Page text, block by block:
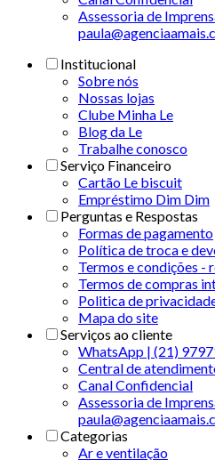
Assessoria de
Institucional
Sobre nós
Nossas lojas
Clube Minha Le
Blog da Le
Trabalhe conosco
Serviço Financeiro
Cartão Le biscuit
Empréstimo Dim Dim
Perguntas e Respostas
Formas de pagamento
Política de troca e
Termos e condições -
Termos de compras
Politica de
Mapa do site
Serviços ao cliente
WhatsApp | (21)
Central de
Canal Confidencial
Assessoria de
Categorias
Ar e ventilação